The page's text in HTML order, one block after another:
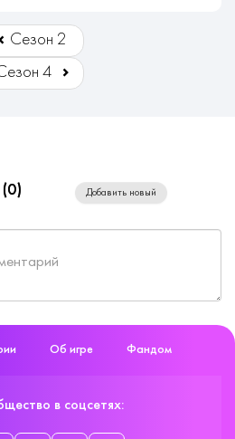
Сезон 2
4
0) Добавить новый
Об игре Фандом
в соцсетях: